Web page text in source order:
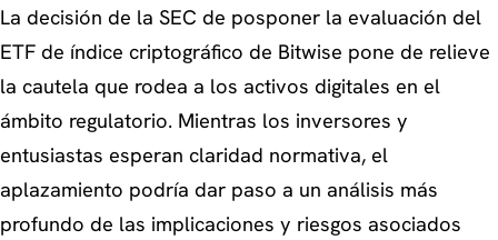
La decisión de la SEC de posponer la evaluación del
ETF de índice criptográfico de Bitwise pone de relieve
la cautela que rodea a los activos digitales en el
ámbito regulatorio. Mientras los inversores y
entusiastas esperan claridad normativa, el
aplazamiento podría dar paso a un análisis más
profundo de las implicaciones y riesgos asociados